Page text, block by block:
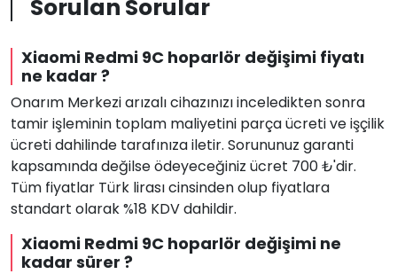
Sorulan Sorular
Xiaomi Redmi 9C hoparlör değişimi fiyatı
ne kadar ?
Onarım Merkezi arızalı cihazınızı inceledikten sonra
tamir işleminin toplam maliyetini parça ücreti ve işçilik
ücreti dahilinde tarafınıza iletir. Sorununuz garanti
kapsamında değilse ödeyeceğiniz ücret 700 ₺'dir.
Tüm fiyatlar Türk lirası cinsinden olup fiyatlara
standart olarak %18 KDV dahildir.
Xiaomi Redmi 9C hoparlör değişimi ne
kadar sürer ?